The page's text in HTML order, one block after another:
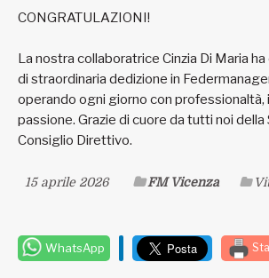
CONGRATULAZIONI!
La nostra collaboratrice Cinzia Di Maria
di straordinaria dedizione in
operando ogni giorno con professionaltà,
passione. Grazie di cuore da tutti noi della
Consiglio Direttivo.
15 aprile 2026 FM Vicenza
WhatsApp